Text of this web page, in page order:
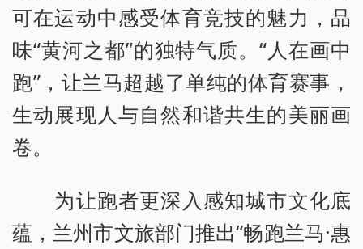
可在运动中感受体育竞技的魅力，品
味“黄河之都”的独特气质。“人在画中
跑”，让兰马超越了单纯的体育赛事，
生动展现人与自然和谐共生的美丽画
卷。
为让跑者更深入感知城市文化底
蕴，兰州市文旅部门推出“畅跑兰马·惠